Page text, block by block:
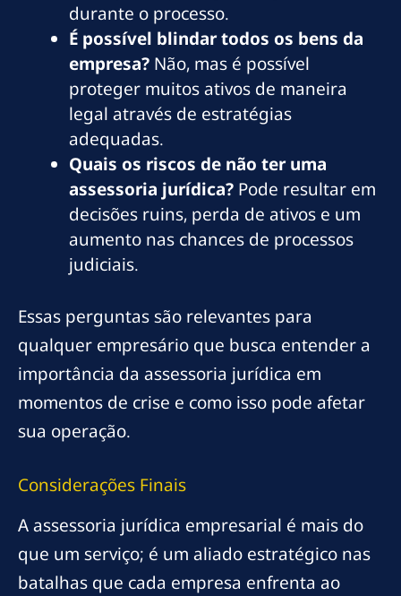
durante o processo.
É possível blindar todos os bens da
empresa? Não, mas é possível
proteger muitos ativos de maneira
legal através de estratégias
adequadas.
Quais os riscos de não ter uma
assessoria jurídica? Pode resultar em
decisões ruins, perda de ativos e um
aumento nas chances de processos
judiciais.
Essas perguntas são relevantes para
qualquer empresário que busca entender a
importância da assessoria jurídica em
momentos de crise e como isso pode afetar
sua operação.
Considerações Finais
A assessoria jurídica empresarial é mais do
que um serviço; é um aliado estratégico nas
batalhas que cada empresa enfrenta ao